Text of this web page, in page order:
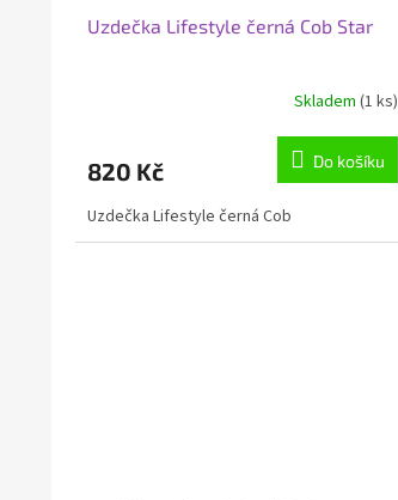
Uzdečka Lifestyle černá Cob Star
Skladem (1 ks)
820 Kč Do košíku
Uzdečka Lifestyle černá Cob